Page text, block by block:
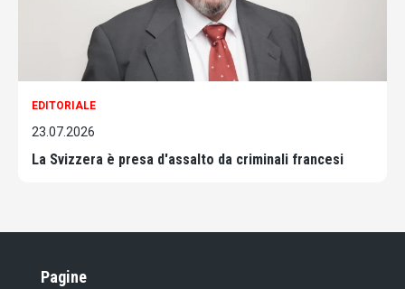
EDITORIALE
23.07.2026
La Svizzera è presa d'assalto da criminali francesi
Pagine